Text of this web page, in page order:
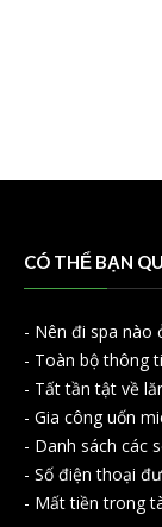
CÓ THỂ BẠN
- Nên đi spa nào
- Toàn bộ thông
- Tất tần tật về
- Gia công uốn
- Danh sách các
- Số điện thoại
- Mất tiền trong